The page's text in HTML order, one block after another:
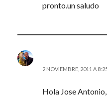
pronto.un saludo
2 NOVIEMBRE, 2011 A
Hola Jose Antonio,